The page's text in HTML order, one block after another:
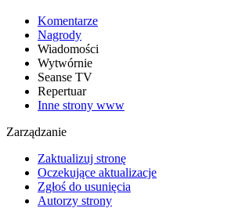
Komentarze
Nagrody
Wiadomości
Wytwórnie
Seanse TV
Repertuar
Inne strony www
Zarządzanie
Zaktualizuj stronę
Oczekujące aktualizacje
Zgłoś do usunięcia
Autorzy strony